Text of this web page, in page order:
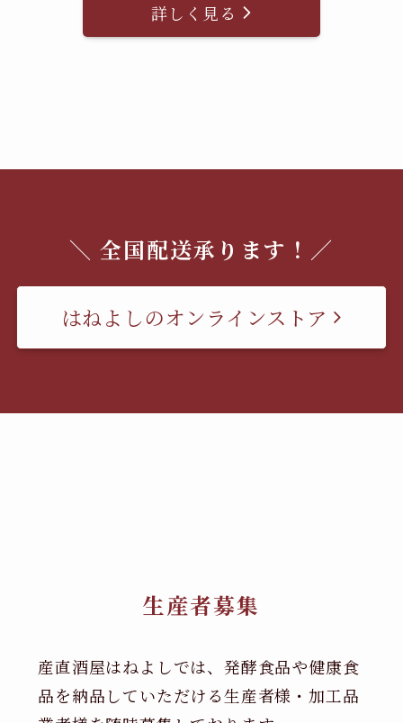
詳しく見る
＼ 全国配送承ります！／
はねよしのオンラインストア
生産者募集
産直酒屋はねよしでは、発酵食品や健康食
品を納品していただける生産者様・加工品